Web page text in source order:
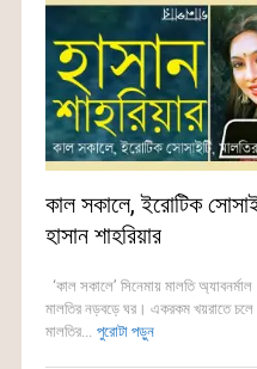
কাল সকালে, ইরোটিক
হাসান শাহরিয়ার
‘কাল সকালে’ সিনেমায় মালতি
মালতির নড়বড়ে ঘর। একরকম খয়রাতে চলে
মালতির... পুরোটা পড়ুন